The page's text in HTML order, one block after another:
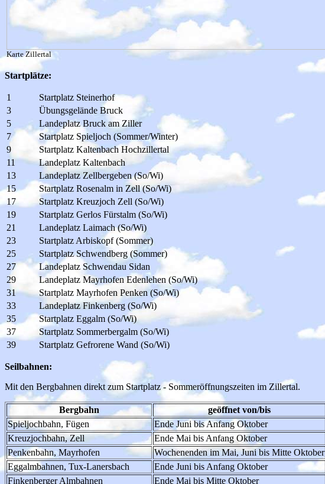
Karte Zillertal
Startplätze:
1 Startplatz Steinerhof
3
Übungsgelände Bruck
5
Landeplatz Bruck am Ziller
7
Startplatz Spieljoch (Sommer/Winter)
9
Startplatz Kaltenbach Hochzillertal
11
Landeplatz Kaltenbach
13
Landeplatz Zellbergeben (So/Wi)
15
Startplatz Rosenalm in Zell (So/Wi)
17
Startplatz Kreuzjoch Zell (So/Wi)
19
Startplatz Gerlos Fürstalm (So/Wi)
21
Landeplatz Laimach (So/Wi)
23
Startplatz Arbiskopf (Sommer)
25
Startplatz Schwendberg (Sommer)
27
Landeplatz Schwendau Sidan
29
Landeplatz Mayrhofen Edenlehen (So/Wi)
31
Startplatz Mayrhofen Penken (So/Wi)
33
Landeplatz Finkenberg (So/Wi)
35
Startplatz Eggalm (So/Wi)
37
Startplatz Sommerbergalm (So/Wi)
39
Startplatz Gefrorene Wand (So/Wi)
Seilbahnen:
Mit den Bergbahnen direkt zum Startplatz - Sommeröffnungszeiten im Zillertal.
Bergbahn geöffnet von/bis
Spieljochbahn, Fügen
Ende Juni bis Anfang Oktober
Kreuzjochbahn, Zell
Ende Mai bis Anfang Oktober
Penkenbahn, Mayrhofen
Wochenenden im Mai, Juni bis Mitte Oktober
Eggalmbahnen, Tux-Lanersbach
Ende Juni bis Anfang Oktober
Finkenberger Almbahnen
Ende Mai bis Mitte Oktober